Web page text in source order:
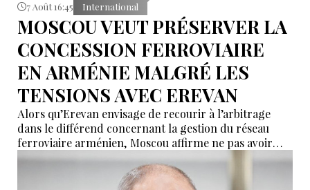
7 Août 16:45 International
MOSCOU VEUT PRÉSERVER LA
CONCESSION FERROVIAIRE
EN ARMÉNIE MALGRÉ LES
TENSIONS AVEC EREVAN
Alors qu’Erevan envisage de recourir à l’arbitrage
dans le différend concernant la gestion du réseau
ferroviaire arménien, Moscou affirme ne pas avoir
reçu de demande officielle visant à mettre fin à la
concession du « Chemin de fer du Caucase du Sud ».
Le vice-Premier ministre russe Alexeï Overchouk